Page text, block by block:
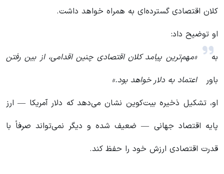
کلان اقتصادی گسترده‌ای به همراه خواهد داشت.
او توضیح داد:
«مهم‌ترین پیامد کلان اقتصادی چنین اقدامی، از بین رفتن
اعتماد به دلار خواهد بود.»
به
باور
او، تشکیل ذخیره بیت‌کوین نشان می‌دهد که دلار آمریکا — ارز
پایه اقتصاد جهانی — ضعیف شده و دیگر نمی‌تواند صرفاً با
قدرت اقتصادی ارزش خود را حفظ کند.